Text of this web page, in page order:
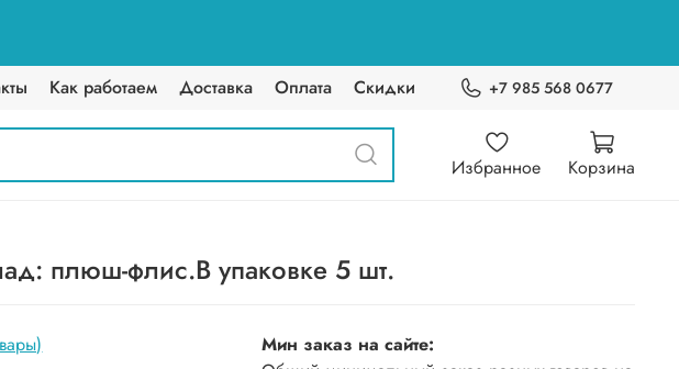
Как работаем Доставка Оплата Скидки +7 985 568 0677
Избранное Корзина
плюш-флис.В упаковке 5 шт.
Мин заказ на сайте: